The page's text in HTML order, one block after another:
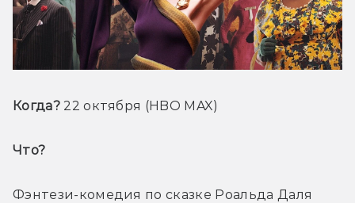
Когда? 22 октября (HBO MAX)
Что?
Фэнтези-комедия по сказке Роальда Даля